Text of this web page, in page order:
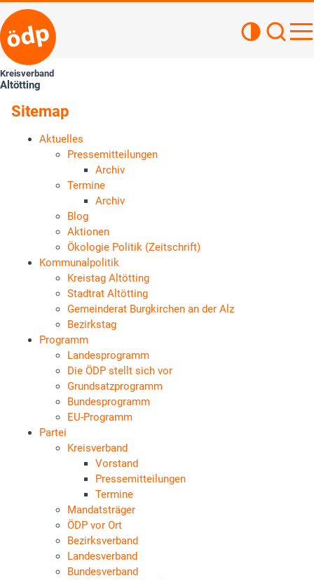
Kreisverband
Altötting
Sitemap
Aktuelles
Pressemitteilungen
Archiv
Termine
Archiv
Blog
Aktionen
Ökologie Politik (Zeitschrift)
Kommunalpolitik
Kreistag Altötting
Stadtrat Altötting
Gemeinderat Burgkirchen an der Alz
Bezirkstag
Programm
Landesprogramm
Die ÖDP stellt sich vor
Grundsatzprogramm
Bundesprogramm
EU-Programm
Partei
Kreisverband
Vorstand
Pressemitteilungen
Termine
Mandatsträger
ÖDP vor Ort
Bezirksverband
Landesverband
Bundesverband